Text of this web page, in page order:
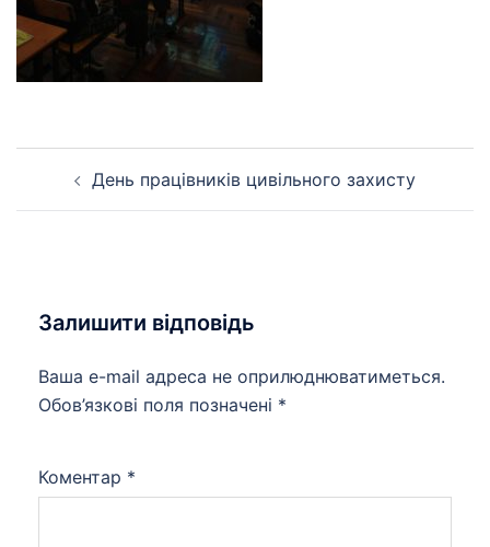
День працівників цивільного захисту
Залишити відповідь
Ваша e-mail адреса не оприлюднюватиметься.
Обов’язкові поля позначені *
Коментар *